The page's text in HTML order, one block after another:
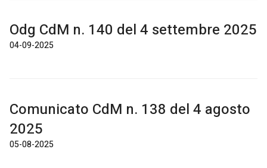
Odg CdM n. 140 del 4 settembre 2025
04-09-2025
Comunicato CdM n. 138 del 4 agosto
2025
05-08-2025